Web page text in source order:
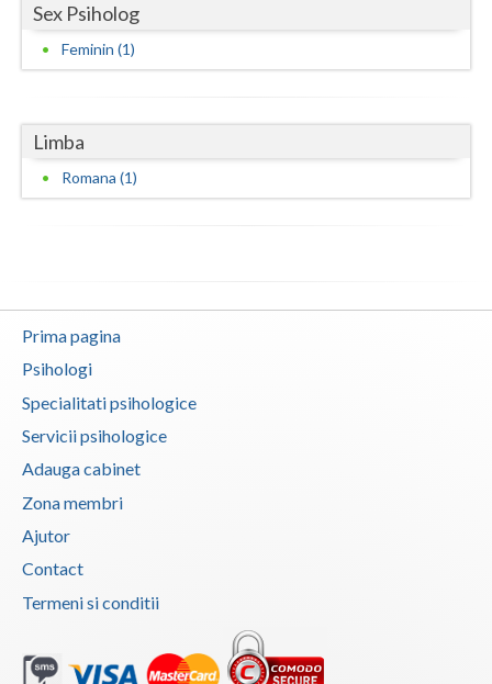
Suceava
Teleorman
Tulcea
Valcea
Sex Psiholog
Feminin (1)
Limba
Romana (1)
Prima pagina
Psihologi
Specialitati psihologice
Servicii psihologice
Adauga cabinet
Zona membri
Ajutor
Contact
Termeni si conditii